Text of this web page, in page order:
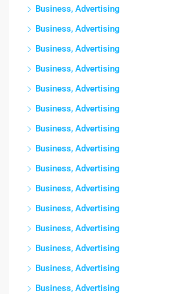
Business, Advertising
Business, Advertising
Business, Advertising
Business, Advertising
Business, Advertising
Business, Advertising
Business, Advertising
Business, Advertising
Business, Advertising
Business, Advertising
Business, Advertising
Business, Advertising
Business, Advertising
Business, Advertising
Business, Advertising